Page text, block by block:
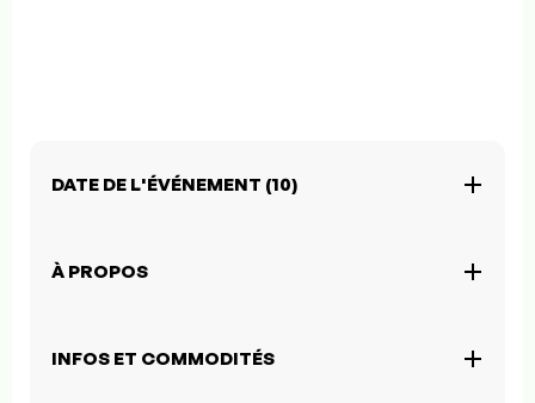
DATE DE L'ÉVÉNEMENT (10)
À PROPOS
INFOS ET COMMODITÉS